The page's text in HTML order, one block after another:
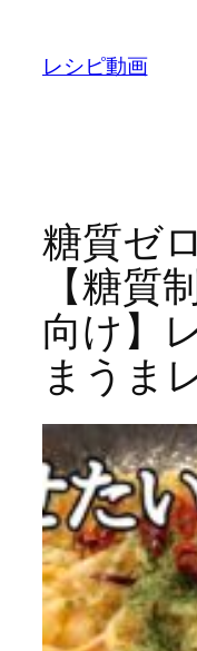
レシピ動画
糖質ゼ
【糖質
向け】
まうま